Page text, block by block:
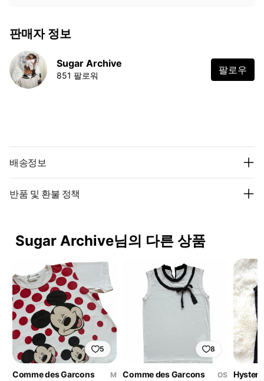
판매자 정보
Sugar Archive
851 팔로워 팔로우
배송정보
반품 및 환불 정책
Sugar Archive님의 다른 상품
5
Comme des Garcons
M
8
Comme des Garcons
OS